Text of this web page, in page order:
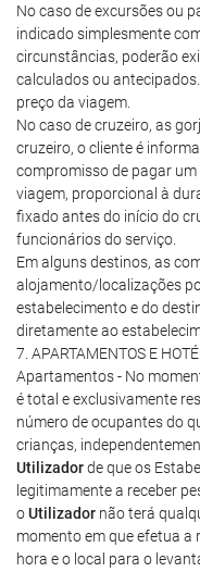
No caso de excursões ou
indicado simplesmente
circunstâncias, poderão
calculados ou
preço da viagem.
No caso de cruzeiro, as
cruzeiro, o cliente é
compromisso de pagar
viagem, proporcional à
fixado antes do início do
funcionários do serviço.
Em alguns destinos, as
alojamento/localizações
estabelecimento e do
diretamente ao
7. APARTAMENTOS E
Apartamentos - No
é total e exclusivamente
número de ocupantes do
crianças,
Utilizadorde que os
legitimamente a receber
oUtilizador não terá
momento em que efetua a
hora e o local para o